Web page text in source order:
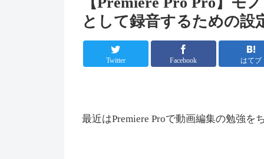
として録音するための設
Twitter Facebook はてブ
最近はPremiere Proで動画編集の勉強を